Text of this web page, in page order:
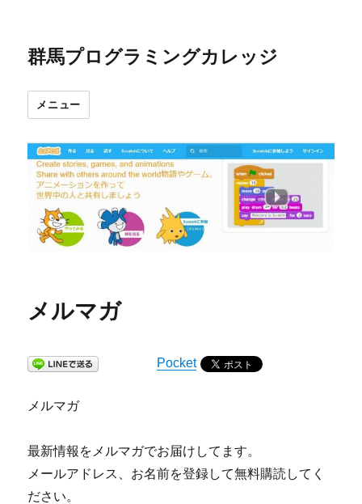
群馬プログラミングカレッジ
メニュー
メルマガ
Pocket
メルマガ
最新情報をメルマガでお届けしてます。
メールアドレス、お名前を登録して無料購読してく
ださい。